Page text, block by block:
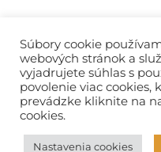
Súbory cookie
webových stránok a
vyjadrujete súhlas s
povolenie viac
prevádzke kliknite na
cookies.
Nastavenia cookies